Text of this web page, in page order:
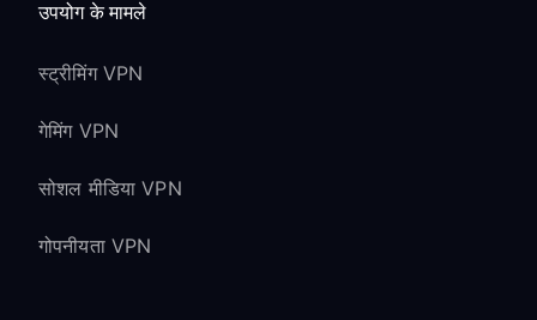
उपयोग के मामले
स्ट्रीमिंग VPN
गेमिंग VPN
सोशल मीडिया VPN
गोपनीयता VPN